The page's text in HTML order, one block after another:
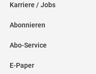
Karriere / Jobs
Abonnieren
Abo-Service
E-Paper